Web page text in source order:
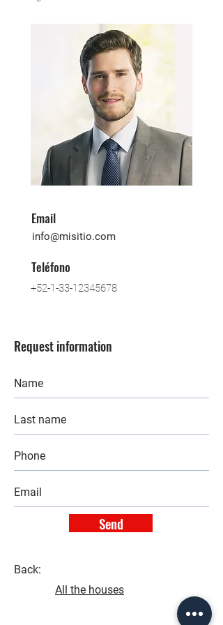
Email
info@misitio.com
Teléfono
+52-1-33-12345678
Request information
Send
Back:
All the houses